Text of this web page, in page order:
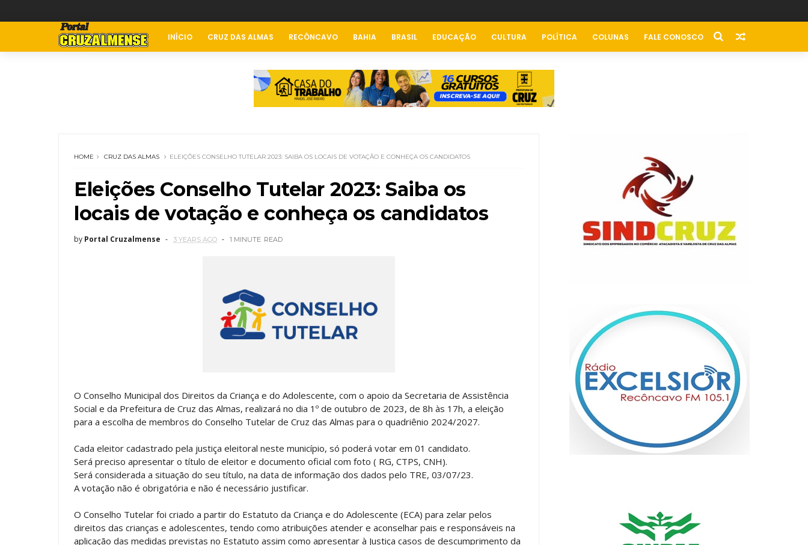
INÍCIO CRUZ DAS ALMAS RECÔNCAVO BAHIA BRASIL EDUCAÇÃO CULTURA POLÍTICA COLUNAS FALE CONOSCO
HOME CRUZ DAS ALMAS ELEIÇÕES CONSELHO TUTELAR 2023: SAIBA OS LOCAIS DE VOTAÇÃO E CONHEÇA OS CANDIDATOS
Eleições Conselho Tutelar 2023: Saiba os
locais de votação e conheça os candidatos
by Portal Cruzalmense 3 YEARS AGO 1 MINUTE READ
O Conselho Municipal dos Direitos da Criança e do Adolescente, com o apoio da Secretaria de Assistência
Social e da Prefeitura de Cruz das Almas, realizará no dia 1º de outubro de 2023, de 8h às 17h, a eleição
para a escolha de membros do Conselho Tutelar de Cruz das Almas para o quadriênio 2024/2027.
Cada eleitor cadastrado pela justiça eleitoral neste município, só poderá votar em 01 candidato.
Será preciso apresentar o título de eleitor e documento oficial com foto ( RG, CTPS, CNH).
Será considerada a situação do seu título, na data de informação dos dados pelo TRE, 03/07/23.
A votação não é obrigatória e não é necessário justificar.
O Conselho Tutelar foi criado a partir do Estatuto da Criança e do Adolescente (ECA) para zelar pelos
direitos das crianças e adolescentes, tendo como atribuições atender e aconselhar pais e responsáveis na
aplicação das medidas previstas no Estatuto assim como apresentar à Justiça casos de descumprimento da